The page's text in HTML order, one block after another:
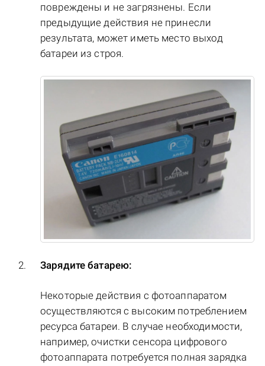
повреждены и не загрязнены. Если
предыдущие действия не принесли
результата, может иметь место выход
батареи из строя.
Зарядите батарею:
Некоторые действия с фотоаппаратом
осуществляются с высоким потреблением
ресурса батареи. В случае необходимости,
например, очистки сенсора цифрового
фотоаппарата потребуется полная зарядка